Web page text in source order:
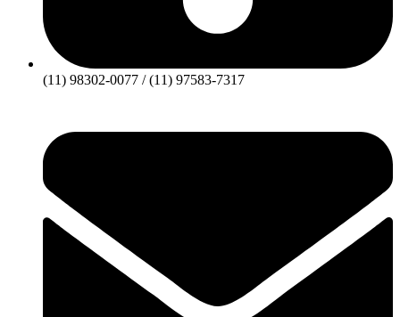
(11) 98302-0077 / (11) 97583-7317